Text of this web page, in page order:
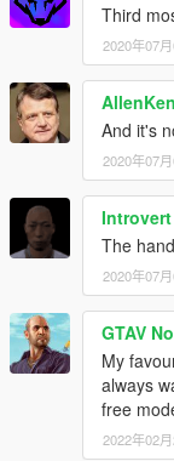
Third
2020年07
And it's
2020年07
Introvert
The
2020年07
GTAV
My
always
free
2022年02